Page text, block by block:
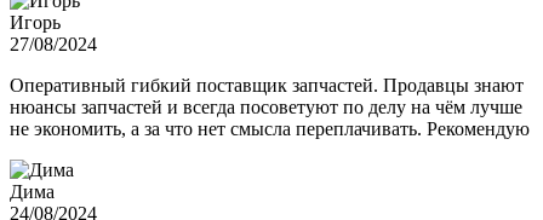
Игорь
27/08/2024
Оперативный гибкий поставщик запчастей. Продавцы знают
нюансы запчастей и всегда посоветуют по делу на чём лучше
не экономить, а за что нет смысла переплачивать. Рекомендую
Дима
24/08/2024